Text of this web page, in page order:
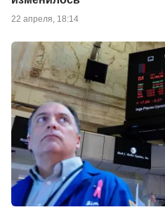
22 апреля, 18:14